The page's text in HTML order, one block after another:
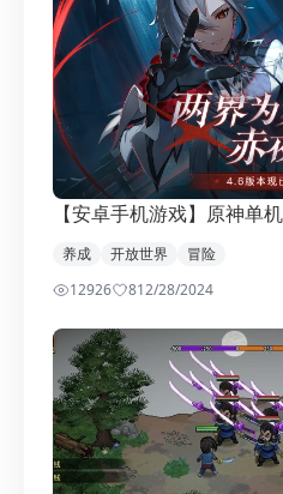
【安卓手机游戏】原神单
养成 开放世界
冒险
12926
812/28/2024